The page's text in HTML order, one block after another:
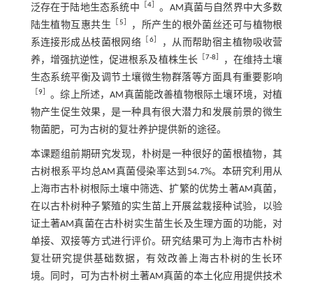
泛存在于陆地生态系统中
4］ 。AM真菌与自然界中大多数
陆生植物互惠共生
5
，所产生的根外菌丝还可与植物根
系连接形成丛枝菌根网络
6］
，从而帮助宿主植物吸收营
养，增强抗逆性，促进根系及植株生长［ 7-8
，在维持土壤
生态系统平衡及调节土壤微生物群落等方面具有重要影响
9］ 。综上所述，AM真菌能改善植物根际土壤环境，对植
物产生促生效果，是一种具有很大潜力和发展前景的微生
物菌肥，可为古树的复壮养护提供新的途径。
本课题组前期研究发现，朴树是一种很好的菌根植物，其
古树根系平均总AM真菌侵染率达到54.7%。本研究利用从
上海市古朴树根际土壤中筛选、扩繁的优势土著AM真菌，
在以古朴树种子繁殖的实生苗上开展盆栽接种试验，以验
证土著AM真菌在古朴树实生苗生长及生理方面的功能，对
单接、双接等方式进行评价。研究结果可为上海市古朴树
复壮研究提供基础数据，有效改善上海古朴树的生长环
境。同时，可为古朴树土著AM真菌的本土化应用提供技术